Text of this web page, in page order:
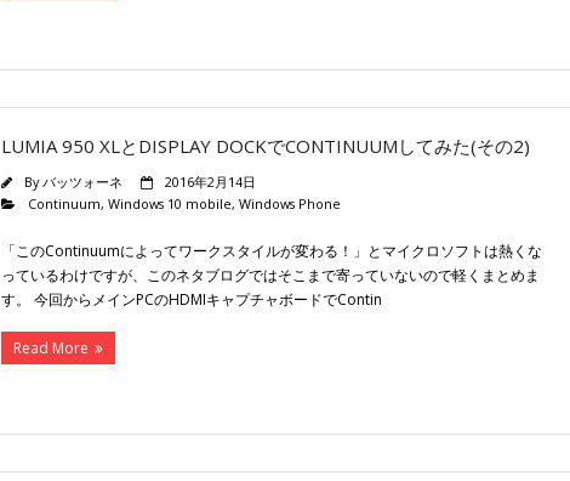
LUMIA 950 XLとDISPLAY DOCKでCONTINUUMしてみた(その2)
Byバッツォーネ
2016年2月14日
Continuum,Windows 10 mobile,Windows Phone
「このContinuumによってワークスタイルが変わる！」とマイクロソフトは熱くな
っているわけですが、このネタブログではそこまで寄っていないので軽くまとめま
す。 今回からメインPCのHDMIキャプチャボードでContin
Read More